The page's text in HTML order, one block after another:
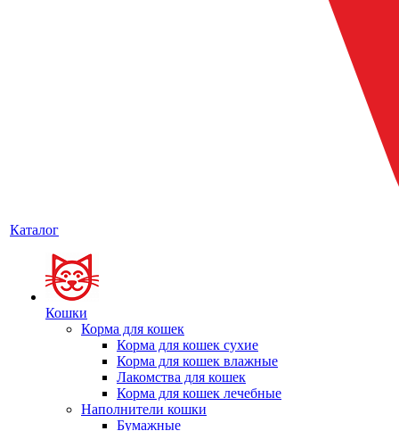
Каталог
Кошки
Корма для кошек
Корма для кошек сухие
Корма для кошек влажные
Лакомства для кошек
Корма для кошек лечебные
Наполнители кошки
Бумажные